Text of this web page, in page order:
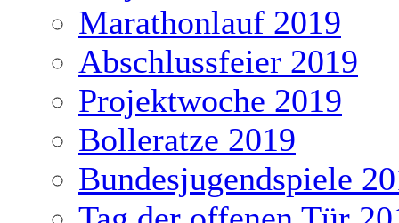
Marathonlauf 2019
Abschlussfeier 2019
Projektwoche 2019
Bolleratze 2019
Bundesjugendspiele